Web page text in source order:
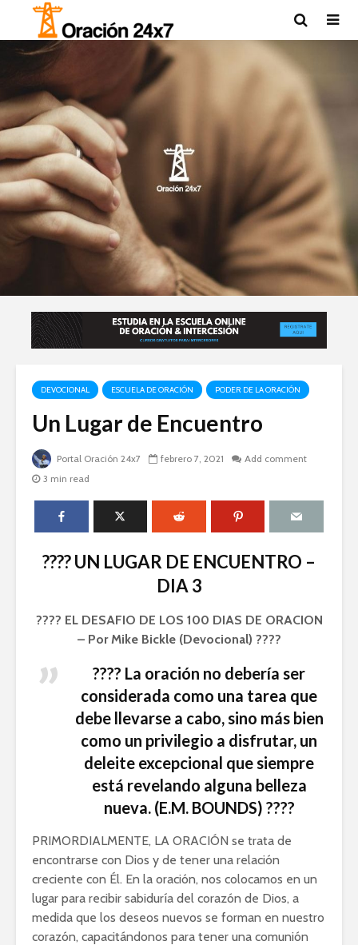
DEVOCIONAL ESCUELA DE ORACIÓN PODER DE LA ORACIÓN
Un Lugar de Encuentro
Portal Oración 24x7 febrero 7, 2021
Add comment
3 min read
????️ UN LUGAR DE ENCUENTRO –
DIA 3
???? EL DESAFIO DE LOS 100 DIAS DE ORACION
– Por Mike Bickle (Devocional) ????
???? La oración no debería ser
considerada como una tarea que
debe llevarse a cabo, sino más bien
como un privilegio a disfrutar, un
deleite excepcional que siempre
está revelando alguna belleza
nueva. (E.M. BOUNDS) ????️
PRIMORDIALMENTE, LA ORACIÓN se trata de
encontrarse con Dios y de tener una relación
creciente con Él. En la oración, nos colocamos en un
lugar para recibir sabiduría del corazón de Dios, a
medida que los deseos nuevos se forman en nuestro
corazón, capacitándonos para tener una comunión